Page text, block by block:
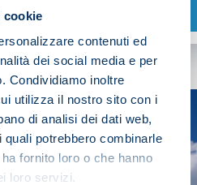
cookie
contenuti ed
dei social media e per
Condividiamo inoltre
utilizza il nostro sito con i
di analisi dei dati web,
potrebbero combinarle
fornito loro o che hanno
loro servizi.